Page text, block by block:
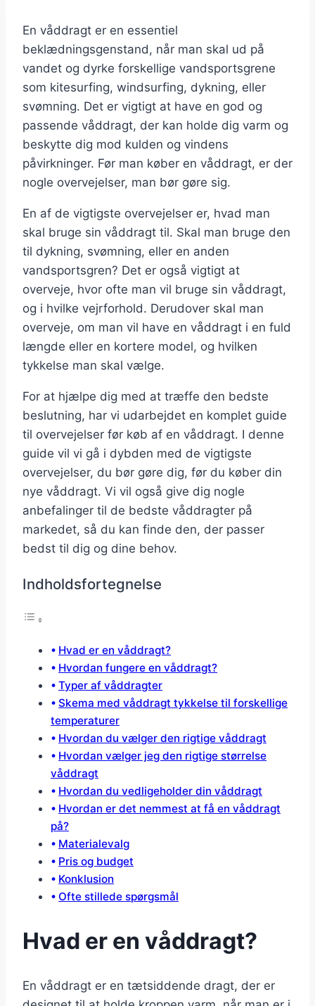
En våddragt er en essentiel
beklædningsgenstand, når man skal ud på
vandet og dyrke forskellige vandsportsgrene
som kitesurfing, windsurfing, dykning, eller
svømning. Det er vigtigt at have en god og
passende våddragt, der kan holde dig varm og
beskytte dig mod kulden og vindens
påvirkninger. Før man køber en våddragt, er der
nogle overvejelser, man bør gøre sig.
En af de vigtigste overvejelser er, hvad man
skal bruge sin våddragt til. Skal man bruge den
til dykning, svømning, eller en anden
vandsportsgren? Det er også vigtigt at
overveje, hvor ofte man vil bruge sin våddragt,
og i hvilke vejrforhold. Derudover skal man
overveje, om man vil have en våddragt i en fuld
længde eller en kortere model, og hvilken
tykkelse man skal vælge.
For at hjælpe dig med at træffe den bedste
beslutning, har vi udarbejdet en komplet guide
til overvejelser før køb af en våddragt. I denne
guide vil vi gå i dybden med de vigtigste
overvejelser, du bør gøre dig, før du køber din
nye våddragt. Vi vil også give dig nogle
anbefalinger til de bedste våddragter på
markedet, så du kan finde den, der passer
bedst til dig og dine behov.
Indholdsfortegnelse
Hvad er en våddragt?
Hvordan fungere en våddragt?
Typer af våddragter
Skema med våddragt tykkelse til forskellige
temperaturer
Hvordan du vælger den rigtige våddragt
Hvordan vælger jeg den rigtige størrelse
våddragt
Hvordan du vedligeholder din våddragt
Hvordan er det nemmest at få en våddragt
på?
Materialevalg
Pris og budget
Konklusion
Ofte stillede spørgsmål
Hvad er en våddragt?
En våddragt er en tætsiddende dragt, der er